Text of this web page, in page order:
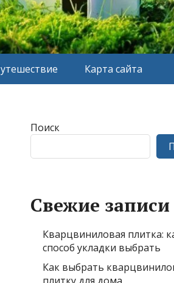
Карта сайта
Поиск
Свежие записи
Кварцвиниловая плитка:
способ укладки выбрать
Как выбрать